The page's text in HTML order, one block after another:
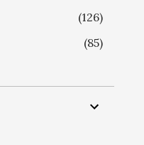
126
85